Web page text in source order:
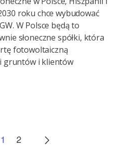
roku chce wybudować
W Polsce będą to
słoneczne spółki, która
fotowoltaiczną
gruntów i klientów
1 2